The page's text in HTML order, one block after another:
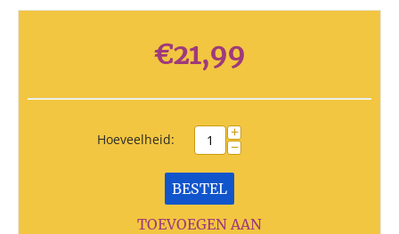
€21,99
Hoeveelheid: +
−
BESTEL
TOEVOEGEN AAN